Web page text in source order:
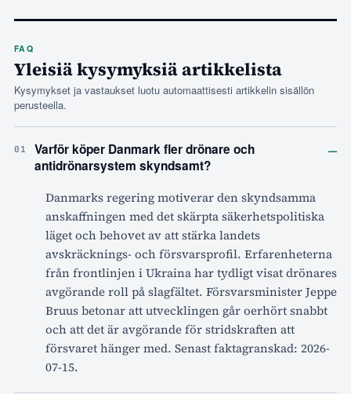
FAQ
Yleisiä kysymyksiä artikkelista
Kysymykset ja vastaukset luotu automaattisesti artikkelin sisällön
perusteella.
01
Varför köper Danmark fler drönare och
antidrönarsystem skyndsamt?
–
Danmarks regering motiverar den skyndsamma
anskaffningen med det skärpta säkerhetspolitiska
läget och behovet av att stärka landets
avskräcknings- och försvarsprofil. Erfarenheterna
från frontlinjen i Ukraina har tydligt visat drönares
avgörande roll på slagfältet. Försvarsminister Jeppe
Bruus betonar att utvecklingen går oerhört snabbt
och att det är avgörande för stridskraften att
försvaret hänger med. Senast faktagranskad: 2026-
07-15.